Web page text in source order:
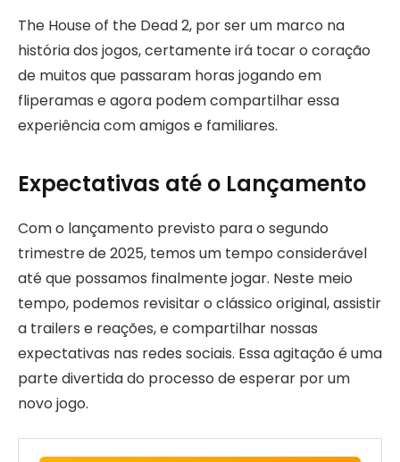
The House of the Dead 2, por ser um marco na
história dos jogos, certamente irá tocar o coração
de muitos que passaram horas jogando em
fliperamas e agora podem compartilhar essa
experiência com amigos e familiares.
Expectativas até o Lançamento
Com o lançamento previsto para o segundo
trimestre de 2025, temos um tempo considerável
até que possamos finalmente jogar. Neste meio
tempo, podemos revisitar o clássico original, assistir
a trailers e reações, e compartilhar nossas
expectativas nas redes sociais. Essa agitação é uma
parte divertida do processo de esperar por um
novo jogo.